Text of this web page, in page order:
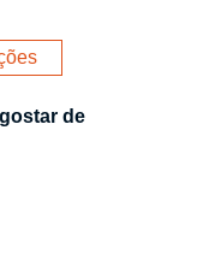
de